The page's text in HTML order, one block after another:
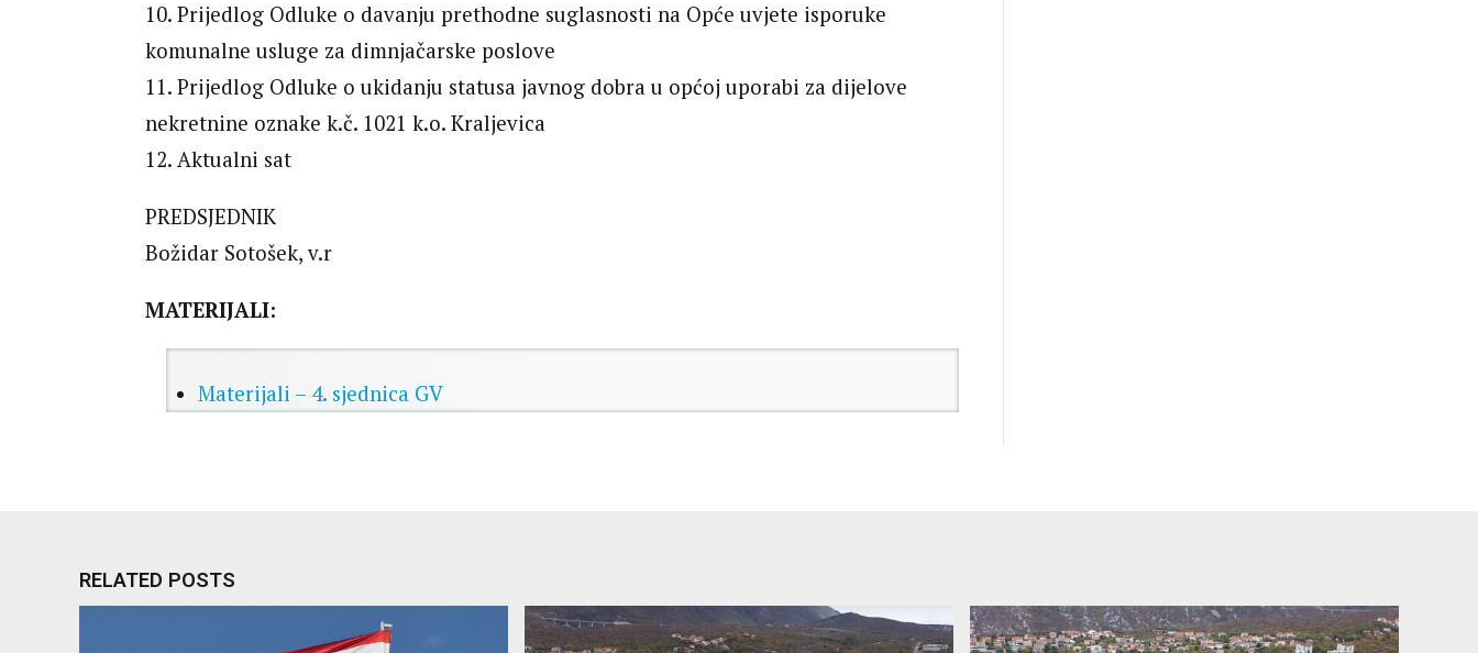
10. Prijedlog Odluke o davanju prethodne suglasnosti na Opće uvjete isporuke
komunalne usluge za dimnjačarske poslove
11. Prijedlog Odluke o ukidanju statusa javnog dobra u općoj uporabi za dijelove
nekretnine oznake k.č. 1021 k.o. Kraljevica
12. Aktualni sat
PREDSJEDNIK
Božidar Sotošek, v.r
MATERIJALI:
Materijali – 4. sjednica GV
RELATED POSTS